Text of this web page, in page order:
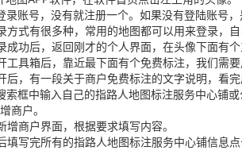
录账号，没有就注册一个。如果没有登陆账号
方式有很多种，常用的地图都可以用来登录，自
成功后，返回刚才的个人界面，在头像下面有个
工具箱后，靠近最下面有个免费标注，我们需
后，有一段关于商户免费标注的文字说明，看完
索框中输入自己的指路人地图标注服务中心铺
商户。
增商户界面，根据要求填写内容。
填写完所有的指路人地图标注服务中心铺信息点